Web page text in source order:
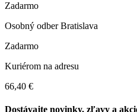
Zadarmo
Osobný odber Bratislava
Zadarmo
Kuriérom na adresu
66,40 €
Dostávajte novinky, zľavy a